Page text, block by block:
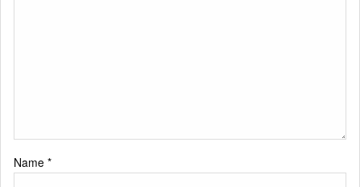
Name *